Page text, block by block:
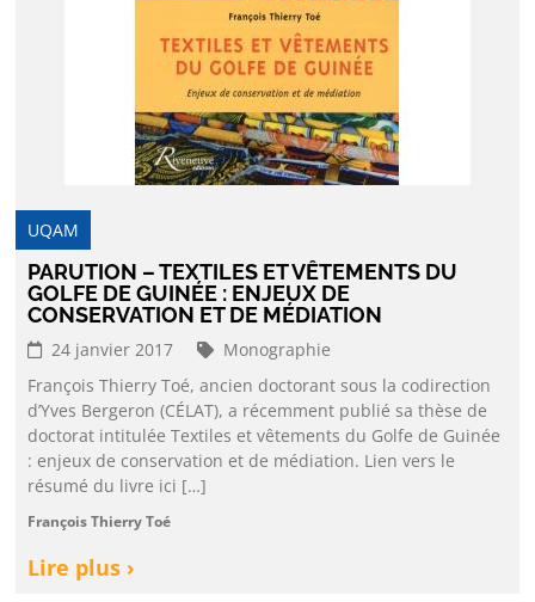
UQAM
PARUTION – TEXTILES ET VÊTEMENTS DU
GOLFE DE GUINÉE : ENJEUX DE
CONSERVATION ET DE MÉDIATION
24 janvier 2017
Monographie
François Thierry Toé, ancien doctorant sous la codirection
d’Yves Bergeron (CÉLAT), a récemment publié sa thèse de
doctorat intitulée Textiles et vêtements du Golfe de Guinée
: enjeux de conservation et de médiation. Lien vers le
résumé du livre ici […]
François Thierry Toé
Lire plus ›